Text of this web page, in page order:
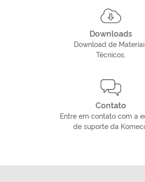
Downloads
Download de
Técnicos.
Contato
Entre em contato com a
de suporte da